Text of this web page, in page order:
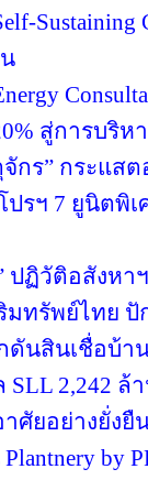
Sustaining
สู่การบริห
ร” กระแสต
รฯ 7 ยูนิตพิเ
ปฏิวัติอสังหา
มทรัพย์ไทย
ดันสินเชื่อบ้า
2,242 ล้
าศัยอย่างยั่งยื
by